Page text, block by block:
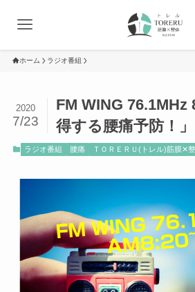
ホーム ラジオ番組
FM WING 76.1MHz
得する腰痛予防！
2020
7/23
ラジオ番組 腰痛 ＴＯＲＥＲＵ(トレル)筋膜✕